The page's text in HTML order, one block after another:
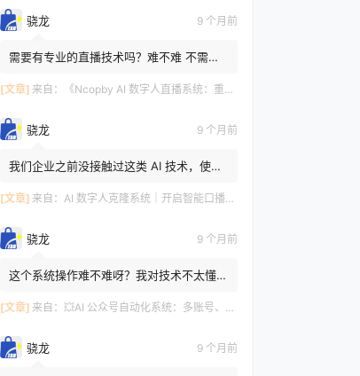
骁龙 9 个月前
需要有专业的直播技术吗？难不难 不需要
性化，操作简单易上手。...
[文章] 来自： 《Ncopby AI 数字人直播系统：重构直播生态的一站式智能解决方案》
骁龙 9 个月前
我们企业之前没接触过这类 AI 技术，使用
请技术人员吗？ 😊😎完全...
[文章] 来自： AI 数字人克隆系统｜开启智能口播新世代🔮
骁龙 9 个月前
这个系统操作难不难呀？我对技术不太懂，
的操作界面设计得特别简...
[文章] 来自： 💥AI 公众号自动化系统：多账号、智能创作、全平台发布一站式搞定💥
骁龙 9 个月前